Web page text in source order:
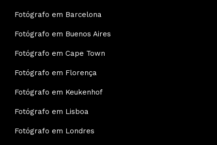
Fotógrafo em Barcelona
Fotógrafo em Buenos Aires
Fotógrafo em Cape Town
Fotógrafo em Florença
Fotógrafo em Keukenhof
Fotógrafo em Lisboa
Fotógrafo em Londres